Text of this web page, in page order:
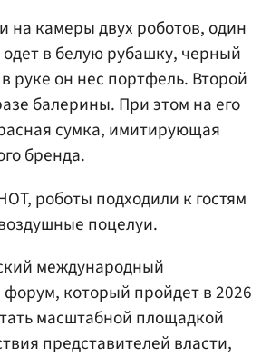
на камеры двух роботов, один
в белую рубашку, черный
руке он нес портфель. Второй
балерины. При этом на его
сумка, имитирующая
бренда.
роботы подходили к гостям
поцелуи.
международный
который пройдет в 2026
масштабной площадкой
представителей власти,